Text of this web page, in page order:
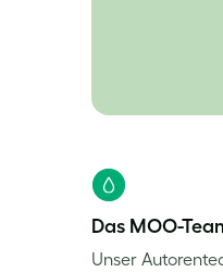
Das MOO-
Unser